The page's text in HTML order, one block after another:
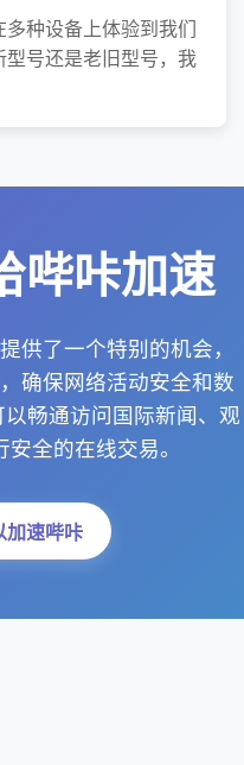
种设备上体验到我们
号还是老旧型号，我
哔咔加速
供了一个特别的机会，
确保网络活动安全和数
畅通访问国际新闻、观
全的在线交易。
加速哔咔